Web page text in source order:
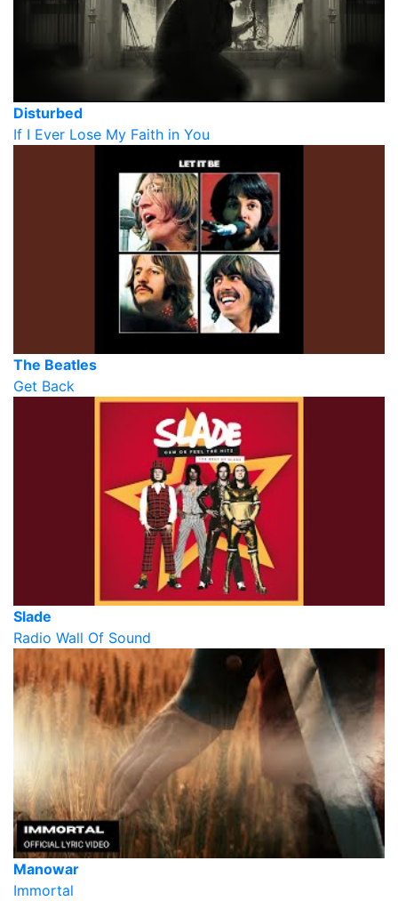
Disturbed
If I Ever Lose My Faith in You
The Beatles
Get Back
Slade
Radio Wall Of Sound
Manowar
Immortal